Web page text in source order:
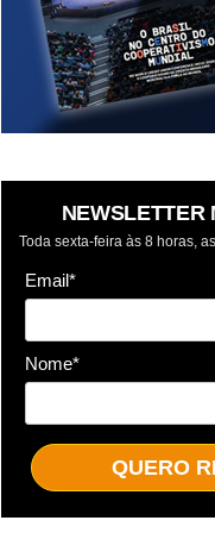
NEWSLETTER
Toda sexta-feira às 8 horas,
Email*
Nome*
QUERO